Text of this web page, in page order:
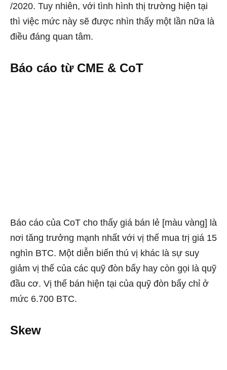
/2020. Tuy nhiên, với tình hình thị trường hiện tại
thì việc mức này sẽ được nhìn thấy một lần nữa là
điều đáng quan tâm.
Báo cáo từ CME & CoT
Báo cáo của CoT cho thấy giá bán lẻ [màu vàng] là
nơi tăng trưởng mạnh nhất với vị thế mua trị giá 15
nghìn BTC. Một diễn biến thú vị khác là sự suy
giảm vị thế của các quỹ đòn bẩy hay còn gọi là quỹ
đầu cơ. Vị thế bán hiện tại của quỹ đòn bẩy chỉ ở
mức 6.700 BTC.
Skew